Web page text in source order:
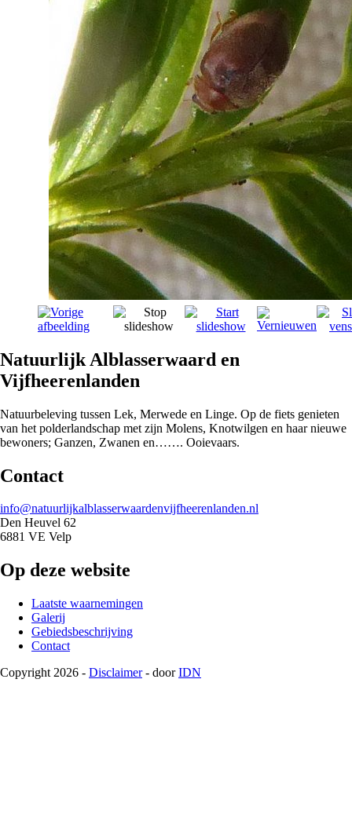
Natuurlijk Alblasserwaard en
Vijfheerenlanden
Natuurbeleving tussen Lek, Merwede en Linge. Op de fiets genieten
van het polderlandschap met zijn Molens, Knotwilgen en haar nieuwe
bewoners; Ganzen, Zwanen en……. Ooievaars.
Contact
info@natuurlijkalblasserwaardenvijfheerenlanden.nl
Den Heuvel 62
6881 VE Velp
Op deze website
Laatste waarnemingen
Galerij
Gebiedsbeschrijving
Contact
Copyright 2026 - Disclaimer- doorIDN